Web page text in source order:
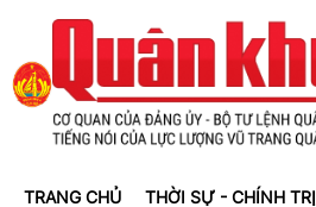
TRANG CHỦ THỜI SỰ - CHÍNH TRỊ